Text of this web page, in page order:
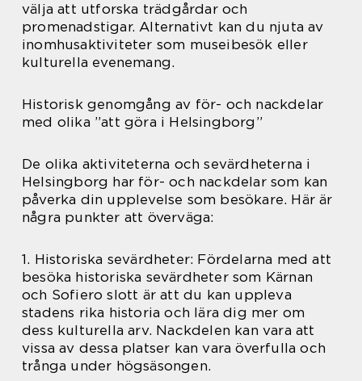
välja att utforska trädgårdar och
promenadstigar. Alternativt kan du njuta av
inomhusaktiviteter som museibesök eller
kulturella evenemang.
Historisk genomgång av för- och nackdelar
med olika ”att göra i Helsingborg”
De olika aktiviteterna och sevärdheterna i
Helsingborg har för- och nackdelar som kan
påverka din upplevelse som besökare. Här är
några punkter att överväga:
1. Historiska sevärdheter: Fördelarna med att
besöka historiska sevärdheter som Kärnan
och Sofiero slott är att du kan uppleva
stadens rika historia och lära dig mer om
dess kulturella arv. Nackdelen kan vara att
vissa av dessa platser kan vara överfulla och
trånga under högsäsongen.